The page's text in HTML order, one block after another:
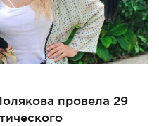
провела 29